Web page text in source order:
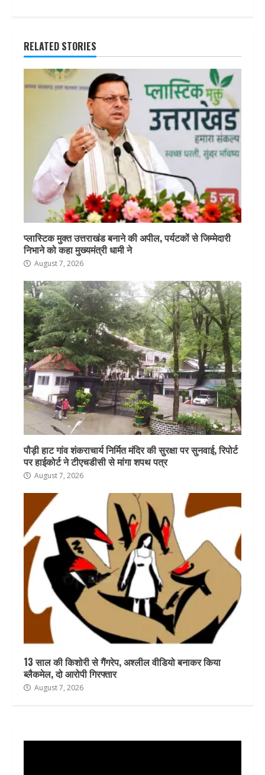
RELATED STORIES
प्लास्टिक मुक्त उत्तराखंड बनाने की अपील, पर्यटकों से जिम्मेदारी
निभाने को कहा मुख्यमंत्री धामी ने
August 7, 2026
पौड़ी हाट गांव शंकराचार्य निर्मित मंदिर की सुरक्षा पर सुनवाई, रिपोर्ट
पर हाईकोर्ट ने टीएचडीसी से मांगा शपथ पत्र
August 7, 2026
13 साल की किशोरी से गैंगरेप, अश्लील वीडियो बनाकर किया
ब्लैकमेल, दो आरोपी गिरफ्तार
August 7, 2026